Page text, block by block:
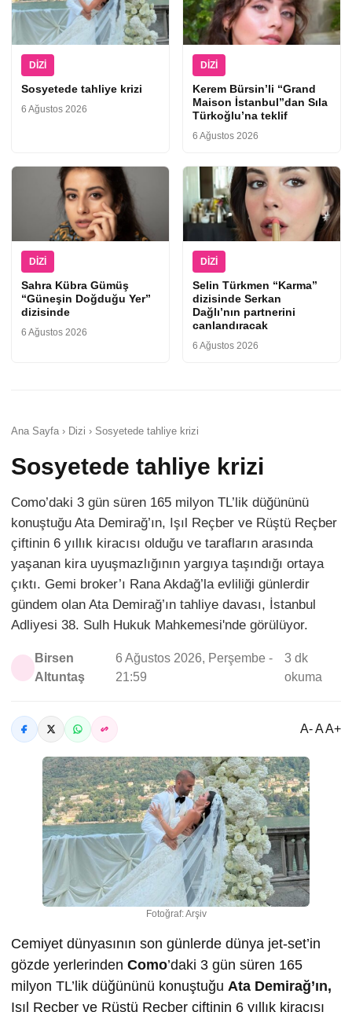
DIZI
Sosyetede tahliye krizi
6 Ağustos 2026
DIZI
Kerem Bürsin’li “Grand
Maison İstanbul”dan Sıla
Türkoğlu’na teklif
6 Ağustos 2026
DIZI
Sahra Kübra Gümüş
“Güneşin Doğduğu Yer”
dizisinde
6 Ağustos 2026
DIZI
Selin Türkmen “Karma”
dizisinde Serkan
Dağlı’nın partnerini
canlandıracak
6 Ağustos 2026
Ana Sayfa › Dizi › Sosyetede tahliye krizi
Sosyetede tahliye krizi
Como’daki 3 gün süren 165 milyon TL’lik düğününü
konuştuğu Ata Demirağ’ın, Işıl Reçber ve Rüştü Reçber
çiftinin 6 yıllık kiracısı olduğu ve tarafların arasında
yaşanan kira uyuşmazlığının yargıya taşındığı ortaya
çıktı. Gemi broker’ı Rana Akdağ’la evliliği günlerdir
gündem olan Ata Demirağ’ın tahliye davası, İstanbul
Adliyesi 38. Sulh Hukuk Mahkemesi'nde görülüyor.
Birsen
Altuntaş
6 Ağustos 2026, Perşembe -
21:59
3 dk
okuma
A- A A+
Fotoğraf: Arşiv
Cemiyet dünyasının son günlerde dünya jet-set’in
gözde yerlerinden Como’daki 3 gün süren 165
milyon TL’lik düğününü konuştuğu Ata Demirağ’ın,
Işıl Reçber ve Rüştü Reçber çiftinin 6 yıllık kiracısı